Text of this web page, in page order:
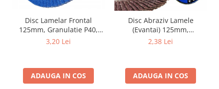
Disc Lamelar Frontal
125mm, Granulatie P40,
Abraziv Premium din
13300 RPM, pentru Slefuire
Otel, Inox, Lemn si Metal,
3,20 Lei
ADAUGA IN COS
Disc Abraziv Lamele
(Evantai) 125mm,
Granulație , pentru Metal și
2,38 Lei
ADAUGA IN COS